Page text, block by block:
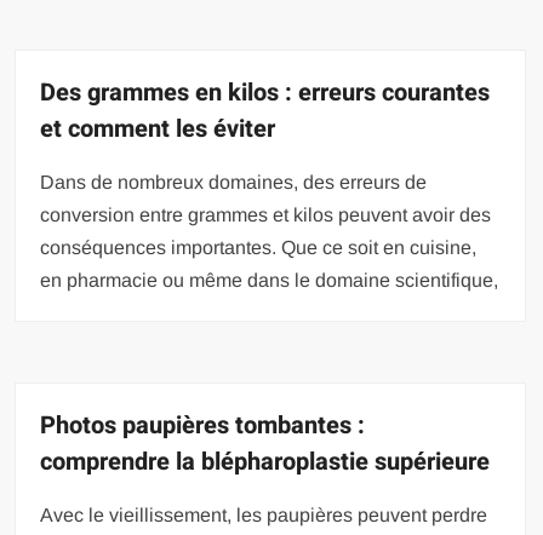
Des grammes en kilos : erreurs courantes
et comment les éviter
Dans de nombreux domaines, des erreurs de
conversion entre grammes et kilos peuvent avoir des
conséquences importantes. Que ce soit en cuisine,
en pharmacie ou même dans le domaine scientifique,
Photos paupières tombantes :
comprendre la blépharoplastie supérieure
Avec le vieillissement, les paupières peuvent perdre